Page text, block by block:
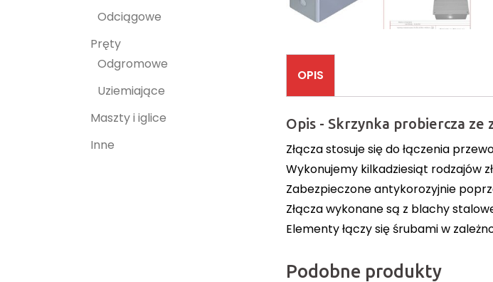
OPIS
Opis - Skrzynka probiercza ze
Złącza stosuje się do łączenia
Wykonujemy kilkadziesiąt rodzajów
Zabezpieczone antykorozyjnie
Złącza wykonane są z blachy
Elementy łączy się śrubami w
Podobne produkty
Odciągowe
Pręty
Odgromowe
Uziemiające
Maszty i iglice
Inne